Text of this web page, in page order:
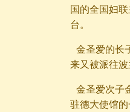
国的全国妇
台。
金圣爱的长
来又被派往
金圣爱次子
驻德大使馆